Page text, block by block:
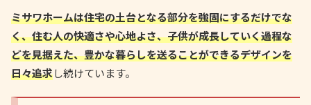
ミサワホームは住宅の土台となる部分を強固にするだけでな
く、住む人の快適さや心地よさ、子供が成長していく過程な
どを見据えた、豊かな暮らしを送ることができるデザインを
日々追求し続けています。